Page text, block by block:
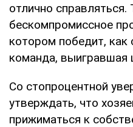
отлично
бескомпромиссное
котором победит, как
команда, выигравшая
Со стопроцентной
утверждать, что
прижиматься к